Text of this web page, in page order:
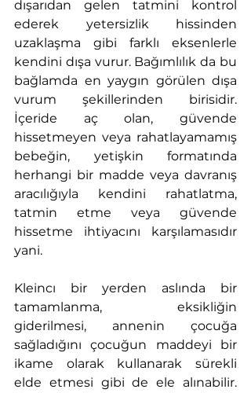
dışarıdan gelen tatmini kontrol
ederek yetersizlik hissinden
uzaklaşma gibi farklı eksenlerle
kendini dışa vurur. Bağımlılık da bu
bağlamda en yaygın görülen dışa
vurum şekillerinden birisidir.
İçeride aç olan, güvende
hissetmeyen veya rahatlayamamış
bebeğin, yetişkin formatında
herhangi bir madde veya davranış
aracılığıyla kendini rahatlatma,
tatmin etme veya güvende
hissetme ihtiyacını karşılamasıdır
yani.
Kleincı bir yerden aslında bir
tamamlanma, eksikliğin
giderilmesi, annenin çocuğa
sağladığını çocuğun maddeyi bir
ikame olarak kullanarak sürekli
elde etmesi gibi de ele alınabilir.